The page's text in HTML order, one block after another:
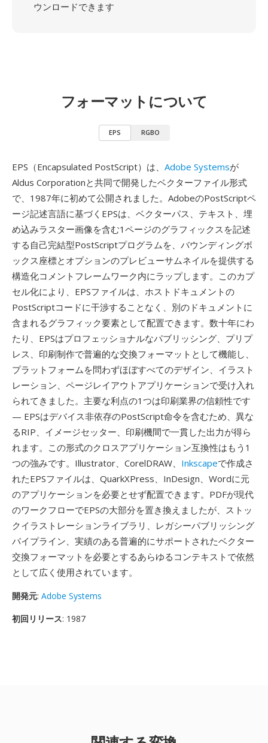
ウンロードできます
フォーマットについて
EPS RGBO
EPS（Encapsulated PostScript）は、 Adobe Systemsが
Aldus Corporationと共同で開発したベクターファイル形式
で、1987年に初めて公開されました。AdobeのPostScriptペ
ージ記述言語に基づくEPSは、ベクターパス、テキスト、埋
め込みラスター画像を含む1ページのグラフィックスを記述
する自己完結型PostScriptプログラムを、バウンディングボ
ックス座標とオプションのプレビューサムネイルを提供する
構造化コメントフレームワーク内にラップします。このカプ
セル化により、EPSファイルは、ホストドキュメントの
PostScriptコードに干渉することなく、別のドキュメントに
含まれるグラフィック要素として配置できます。数十年にわ
たり、EPSはプロフェッショナルなパブリッシング、プリプ
レス、印刷制作で普遍的な交換フォーマットとして機能し、
プラットフォームを問わずほぼすべてのデザイン、イラスト
レーション、ページレイアウトアプリケーションで受け入れ
られてきました。主要な利点の1つは印刷業界の信頼性です
— EPSはデバイス非依存のPostScript命令を含むため、異な
るRIP、イメージセッター、印刷機間で一貫した出力が得ら
れます。この形式のクロスアプリケーション互換性はもう1
つの強みです。Illustrator、CorelDRAW、 Inkscapeで作成さ
れたEPSファイルは、QuarkXPress、InDesign、Wordに元
のアプリケーションを必要とせず配置できます。PDFが現代
のワークフローでEPSの大部分を置き換えましたが、ストッ
クイラストレーションライブラリ、レガシーパブリッシング
パイプライン、実績のある普遍的にサポートされたベクター
交換フォーマットを必要とするあらゆるコンテキストで依然
として広く使用されています。
開発元: Adobe Systems
初回リリース: 1987